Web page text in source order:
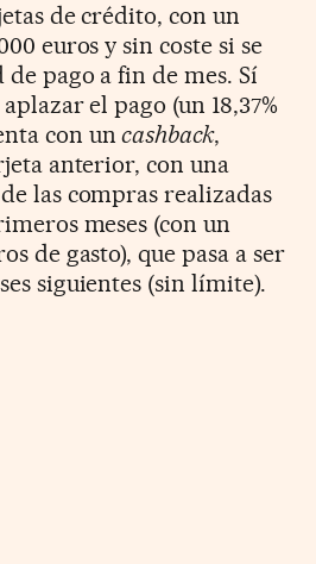
de crédito, con un
euros y sin coste si se
pago a fin de mes. Sí
el pago (un 18,37%
con uncashback,
anterior, con una
las compras realizadas
meses (con un
de gasto), que pasa a ser
siguientes (sin límite).